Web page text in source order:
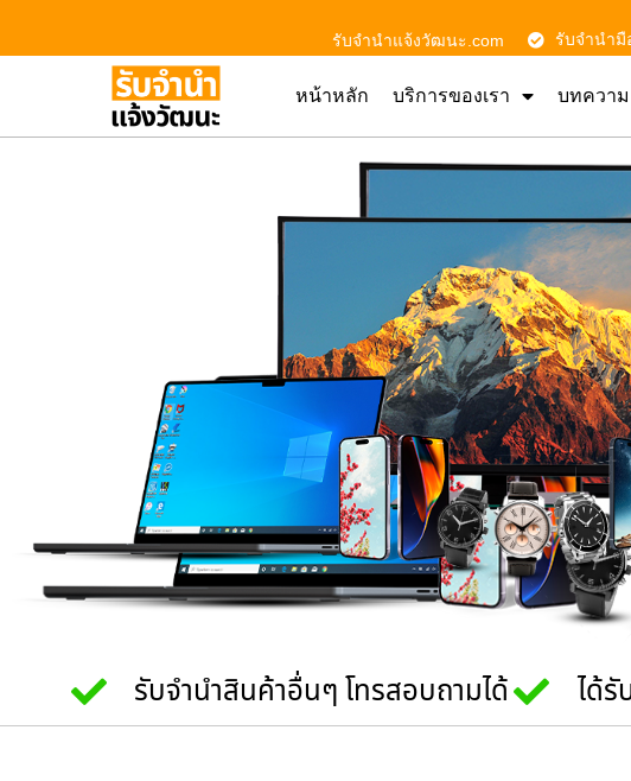
รับจํานําแจ้งวัฒนะ.com รับจำนำมื
หน้าหลัก บริการของเรา บทความ
รับจำนำสินค้าอื่นๆ โทรสอบถามได้ ได้รั